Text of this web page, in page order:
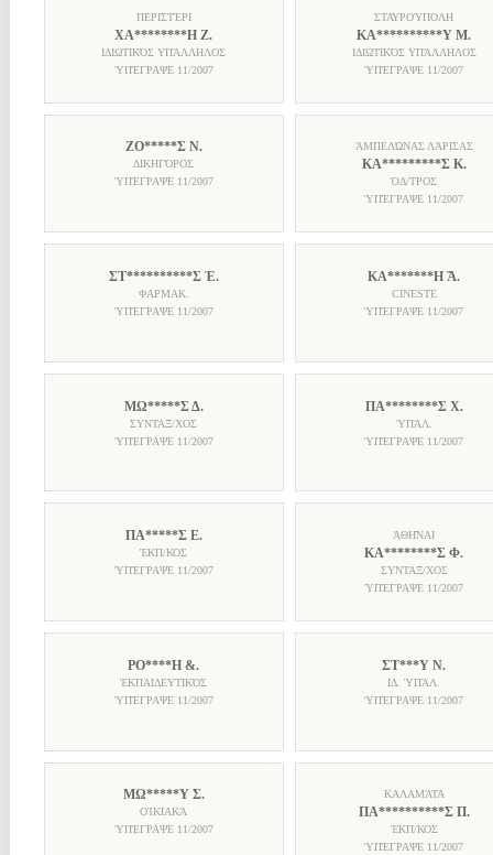
ΠΕΡΙΣΤΈΡΙ
ΧΑ********Η Ζ.
ΙΔΙΩΤΙΚΌΣ ΥΠΆΛΛΗΛΟΣ
ὙΠΈΓΡΑΨΕ 11/2007
ΣΤΑΥΡΟΎΠΟΛΗ
ΚΑ**********Υ Μ.
ΙΔΙΩΤΙΚΌΣ ΥΠΆΛΛΗΛΟΣ
ὙΠΈΓΡΑΨΕ 11/2007
ΖΟ*****Σ Ν.
ΔΙΚΗΓΌΡΟΣ
ὙΠΈΓΡΑΨΕ 11/2007
ΆΜΠΕΛΏΝΑΣ ΛΆΡΙΣΑΣ
ΚΑ*********Σ Κ.
ὈΔ/ΤΡΟΣ
ὙΠΈΓΡΑΨΕ 11/2007
ΣΤ**********Σ Ἑ.
ΦΑΡΜΑΚ.
ὙΠΈΓΡΑΨΕ 11/2007
ΚΑ*******Η Ἄ.
CINESTE
ὙΠΈΓΡΑΨΕ 11/2007
ΜΩ*****Σ Δ.
ΣΥΝΤΑΞ/ΧΟΣ
ὙΠΈΓΡΑΨΕ 11/2007
ΠΑ********Σ Χ.
ὙΠΆΛ.
ὙΠΈΓΡΑΨΕ 11/2007
ΠΑ*****Σ Ε.
ἘΚΠ/ΚΟΣ
ὙΠΈΓΡΑΨΕ 11/2007
ἈΘΗ͂ΝΑΙ
ΚΑ********Σ Φ.
ΣΥΝΤΑΞ/ΧΟΣ
ὙΠΈΓΡΑΨΕ 11/2007
ΡΟ****Η &.
ἘΚΠΑΙΔΕΥΤΙΚΌΣ
ὙΠΈΓΡΑΨΕ 11/2007
ΣΤ***Υ Ν.
ΙΔ. ὙΠΆΛ.
ὙΠΈΓΡΑΨΕ 11/2007
ΜΩ*****Υ Σ.
ΟἸΚΙΑΚΆ
ὙΠΈΓΡΑΨΕ 11/2007
ΚΑΛΑΜΆΤΑ
ΠΑ**********Σ Π.
ἘΚΠ/ΚΟΣ
ὙΠΈΓΡΑΨΕ 11/2007